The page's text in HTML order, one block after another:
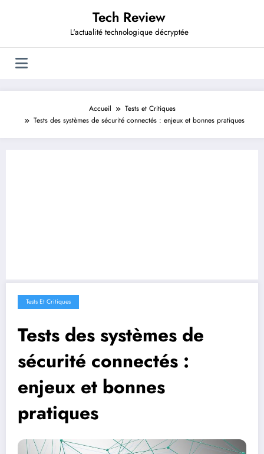
Tech Review
L'actualité technologique décryptée
Accueil
Tests et Critiques
Tests des systèmes de sécurité connectés : enjeux et bonnes pratiques
Tests Et Critiques
Tests des systèmes de
sécurité connectés :
enjeux et bonnes
pratiques